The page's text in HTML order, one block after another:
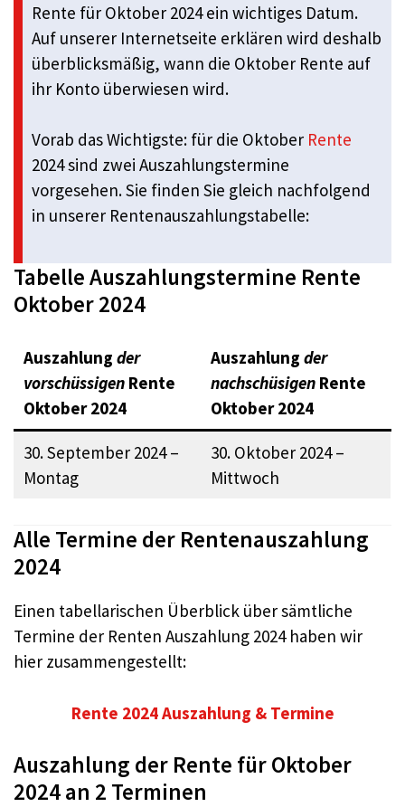
Rente für Oktober 2024 ein wichtiges Datum.
Auf unserer Internetseite erklären wird deshalb
überblicksmäßig, wann die Oktober Rente auf
ihr Konto überwiesen wird.
Vorab das Wichtigste: für die Oktober Rente
2024 sind zwei Auszahlungstermine
vorgesehen. Sie finden Sie gleich nachfolgend
in unserer Rentenauszahlungstabelle:
Tabelle Auszahlungstermine Rente
Oktober 2024
Auszahlung der
vorschüssigenRente
Oktober 2024
Auszahlung der
nachschüsigenRente
Oktober 2024
30. September 2024 –
Montag
30. Oktober 2024 –
Mittwoch
Alle Termine der Rentenauszahlung
2024
Einen tabellarischen Überblick über sämtliche
Termine der Renten Auszahlung 2024 haben wir
hier zusammengestellt:
Rente 2024 Auszahlung & Termine
Auszahlung der Rente für Oktober
2024 an 2 Terminen